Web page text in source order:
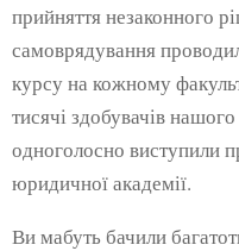
прийняття незаконного
самоврядування
курсу на кожному
тисячі здобувачів
одноголосно виступили
юридичної академії.
Ви мабуть бачили